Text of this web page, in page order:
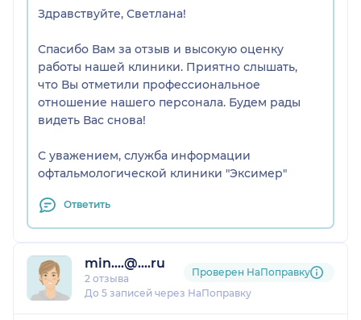
Здравствуйте, Светлана!
Спасибо Вам за отзыв и высокую оценку
работы нашей клиники. Приятно слышать,
что Вы отметили профессиональное
отношение нашего персонала. Будем рады
видеть Вас снова!
С уважением, служба информации
офтальмологической клиники "Эксимер"
Ответить
min....@....ru
2 отзыва
До 5 записей через НаПоправку
Проверен НаПоправку